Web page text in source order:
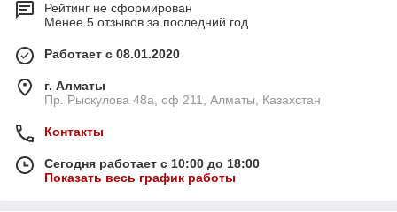
Рейтинг не сформирован
Менее 5 отзывов за последний год
Работает с 08.01.2020
г. Алматы
Пр. Рыскулова 48а, оф 211, Алматы, Казахстан
Контакты
Сегодня работает с 10:00 до 18:00
Показать весь график работы